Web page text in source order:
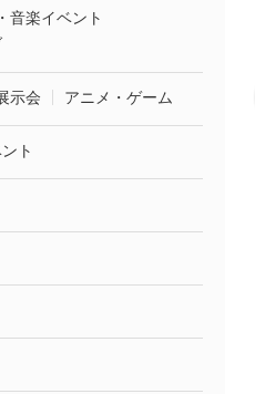
音楽イベント
示会 アニメ・ゲーム
ト